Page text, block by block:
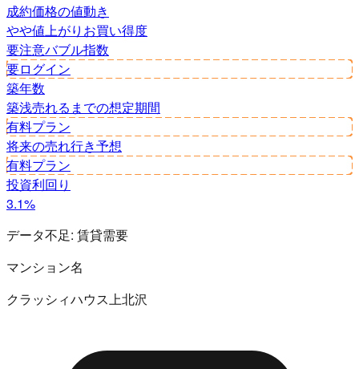
成約価格の値動き
やや値上がり お買い得度
要注意バブル指数
要ログイン
築年数
築浅売れるまでの想定期間
有料プラン
将来の売れ行き予想
有料プラン
投資利回り
3.1%
データ不足: 賃貸需要
マンション名
クラッシィハウス上北沢